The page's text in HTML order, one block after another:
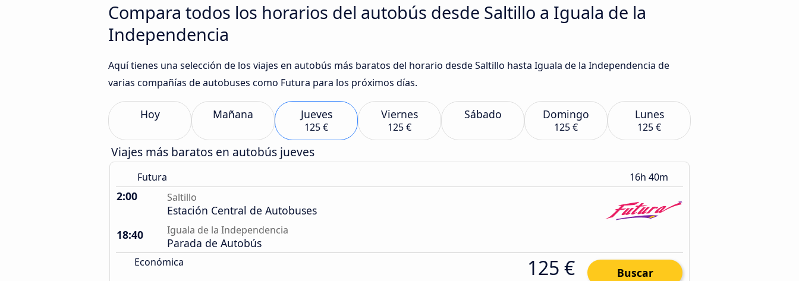
Compara todos los horarios del autobús desde Saltillo a Iguala de la
Independencia
Aquí tienes una selección de los viajes en autobús más baratos del horario desde Saltillo hasta Iguala de la Independencia de
varias compañías de autobuses como Futura para los próximos días.
Hoy Mañana Jueves
125 €
Viernes
125 €
Sábado Domingo
125 €
Lunes
125 €
Viajes más baratos en autobús jueves
Futura 16h 40m
2:00 Saltillo
Estación Central de Autobuses
18:40
Iguala de la Independencia
Parada de Autobús
Económica 125 € Buscar